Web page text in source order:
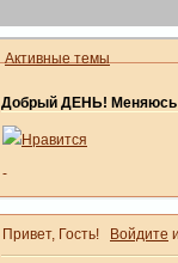
Активные темы
Добрый ДЕНЬ! Меняюсь
Нравится
-
Привет, Гость! Войдите